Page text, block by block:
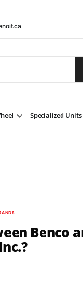
Specialized Units
Benco